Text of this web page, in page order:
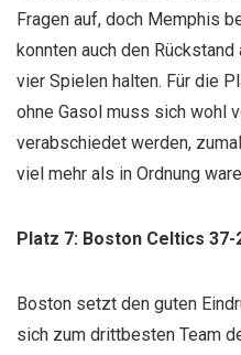
Fragen auf, doch Memphis
konnten auch den
vier Spielen halten. Für die
ohne Gasol muss sich wohl
verabschiedet werden,
viel mehr als in Ordnung
Platz 7: Boston Celtics 37-
Boston setzt den guten
sich zum drittbesten Team